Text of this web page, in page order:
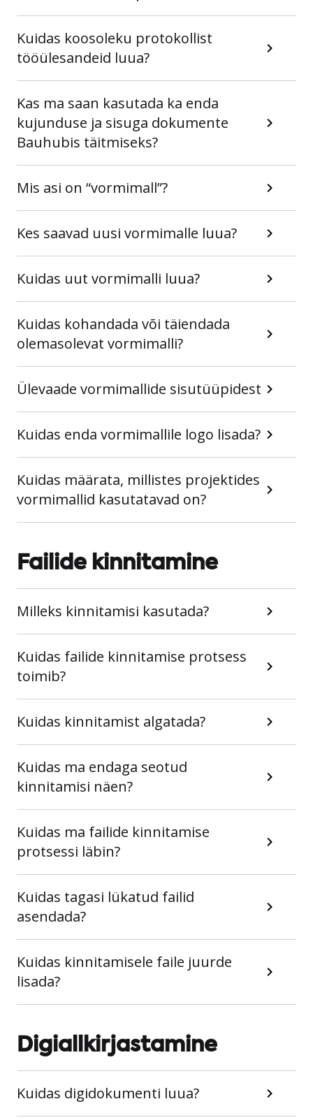
Kuidas koosoleku protokollist
tööülesandeid luua?
Kas ma saan kasutada ka enda
kujunduse ja sisuga dokumente
Bauhubis täitmiseks?
Mis asi on “vormimall”?
Kes saavad uusi vormimalle luua?
Kuidas uut vormimalli luua?
Kuidas kohandada või täiendada
olemasolevat vormimalli?
Ülevaade vormimallide sisutüüpidest
Kuidas enda vormimallile logo lisada?
Kuidas määrata, millistes projektides
vormimallid kasutatavad on?
Failide kinnitamine
Milleks kinnitamisi kasutada?
Kuidas failide kinnitamise protsess
toimib?
Kuidas kinnitamist algatada?
Kuidas ma endaga seotud
kinnitamisi näen?
Kuidas ma failide kinnitamise
protsessi läbin?
Kuidas tagasi lükatud failid
asendada?
Kuidas kinnitamisele faile juurde
lisada?
Digiallkirjastamine
Kuidas digidokumenti luua?